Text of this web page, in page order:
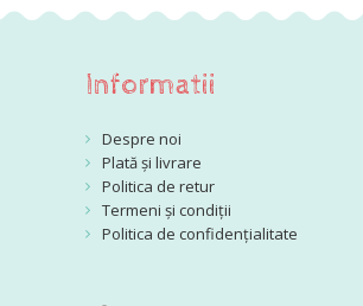
Informatii
Despre noi
Plată și livrare
Politica de retur
Termeni și condiții
Politica de confidențialitate